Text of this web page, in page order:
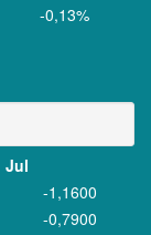
-0,13%
Jul
-1,1600
-0,7900